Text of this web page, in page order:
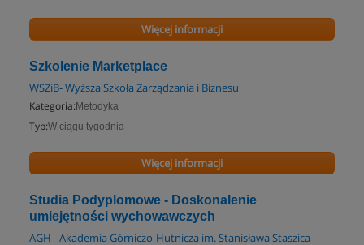
Więcej informacji
Szkolenie Marketplace
WSZiB- Wyższa Szkoła Zarządzania i Biznesu
Kategoria: Metodyka
Typ:W ciągu tygodnia
Więcej informacji
Studia Podyplomowe - Doskonalenie
umiejętności wychowawczych
AGH - Akademia Górniczo-Hutnicza im. Stanisława Staszica